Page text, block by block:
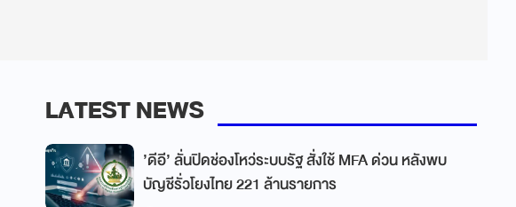
LATEST NEWS
’ดีอี’ ลั่นปิดช่องโหว่ระบบรัฐ สั่งใช้ MFA ด่วน หลังพบ
บัญชีรั่วโยงไทย 221 ล้านรายการ